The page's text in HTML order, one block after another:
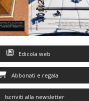
Edicola web
Abbonati e regala
Iscriviti alla newsletter